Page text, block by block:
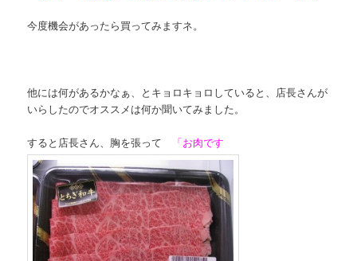
今度機会があったら買ってみますネ。
他には何があるかなぁ、とキョロキョロしていると、店長さんが
いらしたのでオススメは何か聞いてみました。
すると店長さん、胸を張って 「お肉です